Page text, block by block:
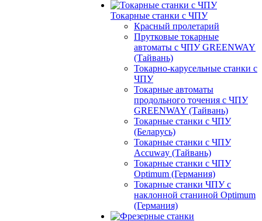
Токарные станки с ЧПУ
Красный пролетарий
Прутковые токарные
автоматы с ЧПУ GREENWAY
(Тайвань)
Токарно-карусельные станки с
ЧПУ
Токарные автоматы
продольного точения с ЧПУ
GREENWAY (Тайвань)
Токарные станки с ЧПУ
(Беларусь)
Токарные станки с ЧПУ
Accuway (Тайвань)
Токарные станки с ЧПУ
Optimum (Германия)
Токарные станки ЧПУ с
наклонной станиной Optimum
(Германия)